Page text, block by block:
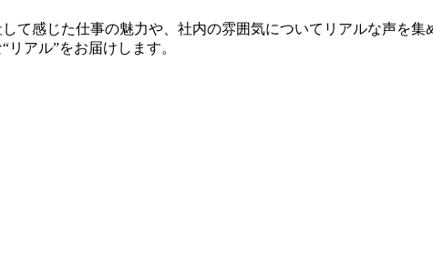
て感じた仕事の魅力や、社内の雰囲気についてリアルな声を集
アル”をお届けします。